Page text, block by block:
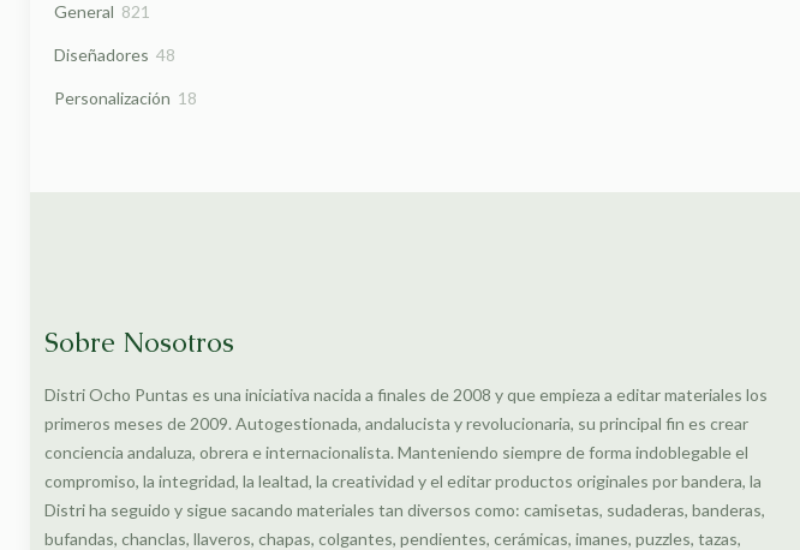
General 821
Diseñadores 48
Personalización 18
Sobre Nosotros
Distri Ocho Puntas es una iniciativa nacida a finales de 2008 y que empieza a editar materiales los
primeros meses de 2009. Autogestionada, andalucista y revolucionaria, su principal fin es crear
conciencia andaluza, obrera e internacionalista. Manteniendo siempre de forma indoblegable el
compromiso, la integridad, la lealtad, la creatividad y el editar productos originales por bandera, la
Distri ha seguido y sigue sacando materiales tan diversos como: camisetas, sudaderas, banderas,
bufandas, chanclas, llaveros, chapas, colgantes, pendientes, cerámicas, imanes, puzzles, tazas,